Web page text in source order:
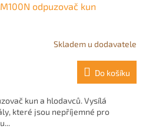
odpuzovač kun
Skladem u dodavatele
Do košíku
kun a hlodavců. Vysílá
které jsou nepříjemné pro